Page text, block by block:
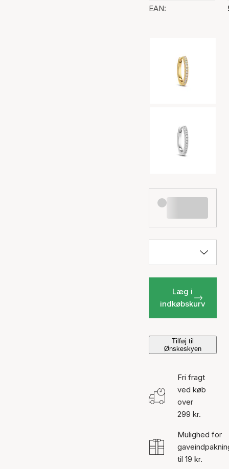
EAN:
Læg i
indkøbskurv
Tilføj til
Ønskeskyen
Fri fragt
ved køb
over
299 kr.
Mulighed for
til 19 kr.